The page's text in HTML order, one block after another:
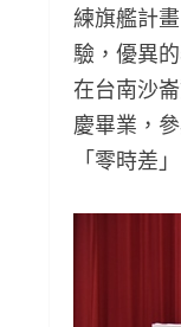
練旗艦計
驗，優異
在台南沙
慶畢業，
「零時差」